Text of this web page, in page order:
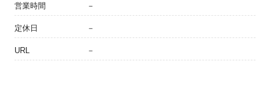
営業時間 －
定休日 －
URL －